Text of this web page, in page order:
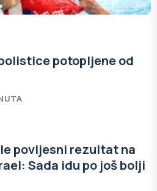
potopljene od
povijesni rezultat na
Sada idu po još bolji